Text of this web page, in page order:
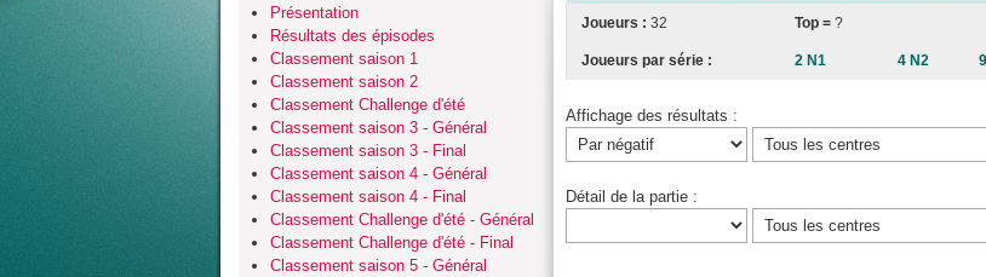
Présentation
Résultats des épisodes
Classement saison 1
Classement saison 2
Classement Challenge d'été
Classement saison 3 - Général
Classement saison 3 - Final
Classement saison 4 - Général
Classement saison 4 - Final
Classement Challenge d'été - Général
Classement Challenge d'été - Final
Classement saison 5 - Général
Joueurs : 32 Top = ?
Joueurs par série : 2 N1 4 N2
Affichage des résultats :
Détail de la partie :